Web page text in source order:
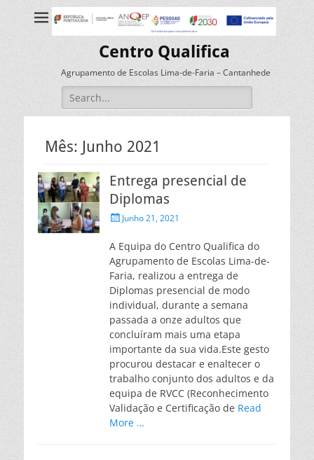
Centro Qualifica
Agrupamento de Escolas Lima-de-Faria – Cantanhede
Search
for:
Mês: Junho 2021
Entrega presencial de
Diplomas
PostedJunho 21, 2021
A Equipa do Centro Qualifica do
Agrupamento de Escolas Lima-de-
Faria, realizou a entrega de
Diplomas presencial de modo
individual, durante a semana
passada a onze adultos que
concluíram mais uma etapa
importante da sua vida.Este gesto
procurou destacar e enaltecer o
trabalho conjunto dos adultos e da
equipa de RVCC (Reconhecimento
Validação e Certificação de Read
More …